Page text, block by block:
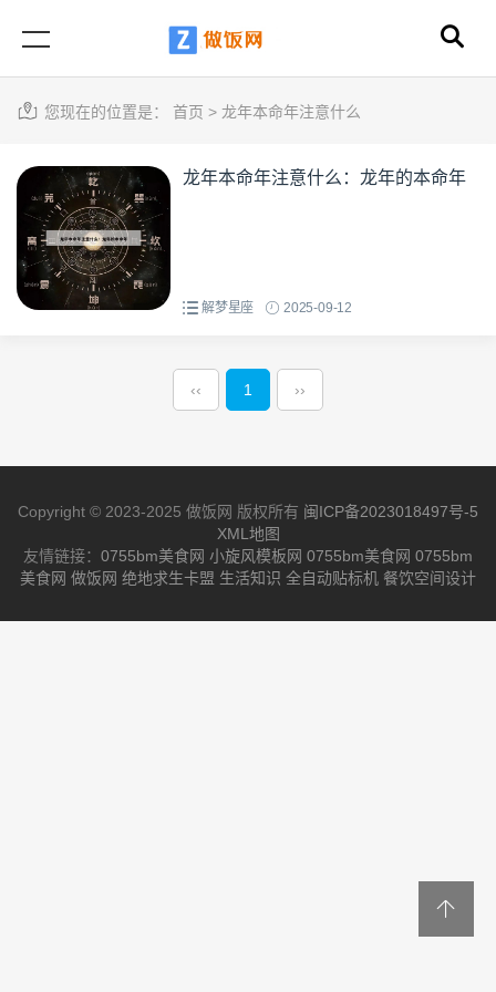
您现在的位置是： 首页 > 龙年本命年注意什么
龙年本命年注意什么：龙年的本命年
解梦星座 2025-09-12
‹‹ 1 ››
Copyright © 2023-2025 做饭网 版权所有 闽ICP备2023018497号-5
XML地图
友情链接： 0755bm美食网 小旋风模板网 0755bm美食网 0755bm
美食网 做饭网 绝地求生卡盟 生活知识 全自动贴标机 餐饮空间设计